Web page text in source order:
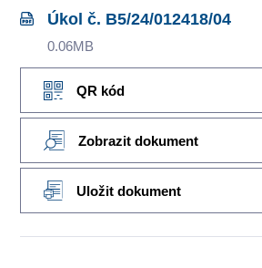
Úkol č. B5/24/012418/04
0.06MB
QR kód
Zobrazit dokument
Uložit dokument